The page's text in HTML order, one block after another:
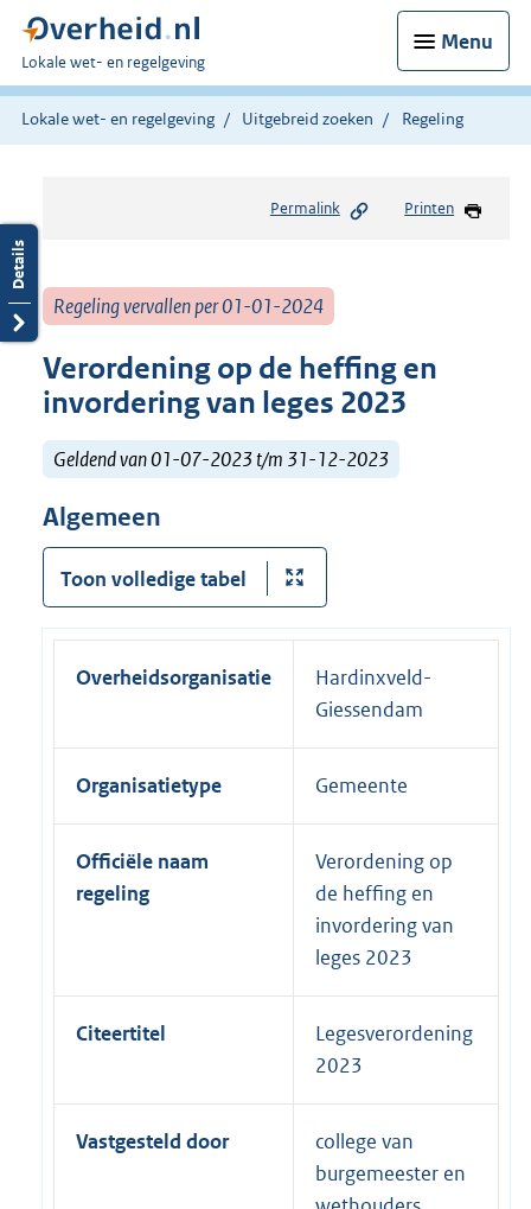
Menu
U
bent
hier:
Lokale wet- en regelgeving
Lokale wet- en regelgeving Uitgebreid zoeken Regeling
Permalink Printen
Regeling vervallen per 01-01-2024
Verordening op de heffing en
invordering van leges 2023
Geldend van 01-07-2023 t/m 31-12-2023
Algemeen
Toon volledige tabel
Overheidsorganisatie
Hardinxveld-
Giessendam
Organisatietype Gemeente
Officiële naam
regeling
Verordening op
de heffing en
invordering van
leges 2023
Citeertitel
Legesverordening
2023
Vastgesteld door
college van
burgemeester en